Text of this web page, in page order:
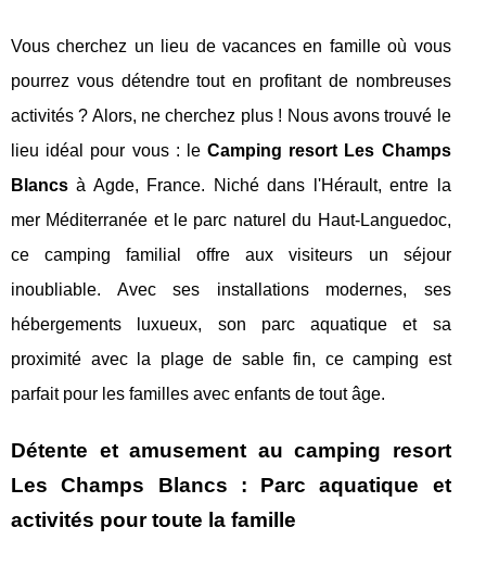
Vous cherchez un lieu de vacances en famille où vous
pourrez vous détendre tout en profitant de nombreuses
activités ? Alors, ne cherchez plus ! Nous avons trouvé le
lieu idéal pour vous : leCamping resort Les Champs
Blancs à Agde, France. Niché dans l'Hérault, entre la
mer Méditerranée et le parc naturel du Haut-Languedoc,
ce camping familial offre aux visiteurs un séjour
inoubliable. Avec ses installations modernes, ses
hébergements luxueux, son parc aquatique et sa
proximité avec la plage de sable fin, ce camping est
parfait pour les familles avec enfants de tout âge.
Détente et amusement au camping resort
Les Champs Blancs : Parc aquatique et
activités pour toute la famille